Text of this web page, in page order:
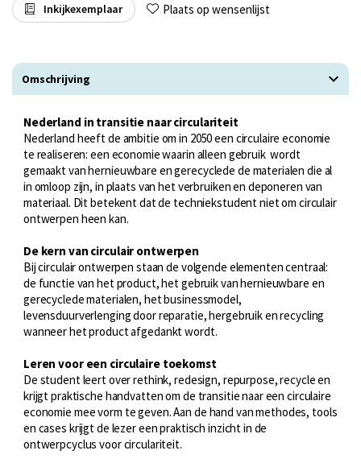
Inkijkexemplaar Plaats op wensenlijst
Omschrijving
Nederland in transitie naar circulariteit
Nederland heeft de ambitie om in 2050 een circulaire economie
te realiseren: een economie waarin alleen gebruik wordt
gemaakt van hernieuwbare en gerecyclede de materialen die al
in omloop zijn, in plaats van het verbruiken en deponeren van
materiaal. Dit betekent dat de techniekstudent niet om circulair
ontwerpen heen kan.
De kern van circulair ontwerpen
Bij circulair ontwerpen staan de volgende elementen centraal:
de functie van het product, het gebruik van hernieuwbare en
gerecyclede materialen, het businessmodel,
levensduurverlenging door reparatie, hergebruik en recycling
wanneer het product afgedankt wordt.
Leren voor een circulaire toekomst
De student leert over rethink, redesign, repurpose, recycle en
krijgt praktische handvatten om de transitie naar een circulaire
economie mee vorm te geven. Aan de hand van methodes, tools
en cases krijgt de lezer een praktisch inzicht in de
ontwerpcyclus voor circulariteit.